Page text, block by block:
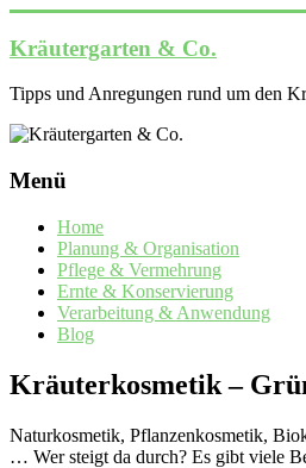
Inhalt
springen
Kräutergarten & Co.
Tipps und Anregungen rund um den
Menü
Home
Planung & Organisation
Pflege & Vermehrung
Ernte & Konservierung
Verarbeitung & Anwendung
Blog
Kräuterkosmetik –
Naturkosmetik, Pflanzenkosmetik,
… Wer steigt da durch? Es gibt viele